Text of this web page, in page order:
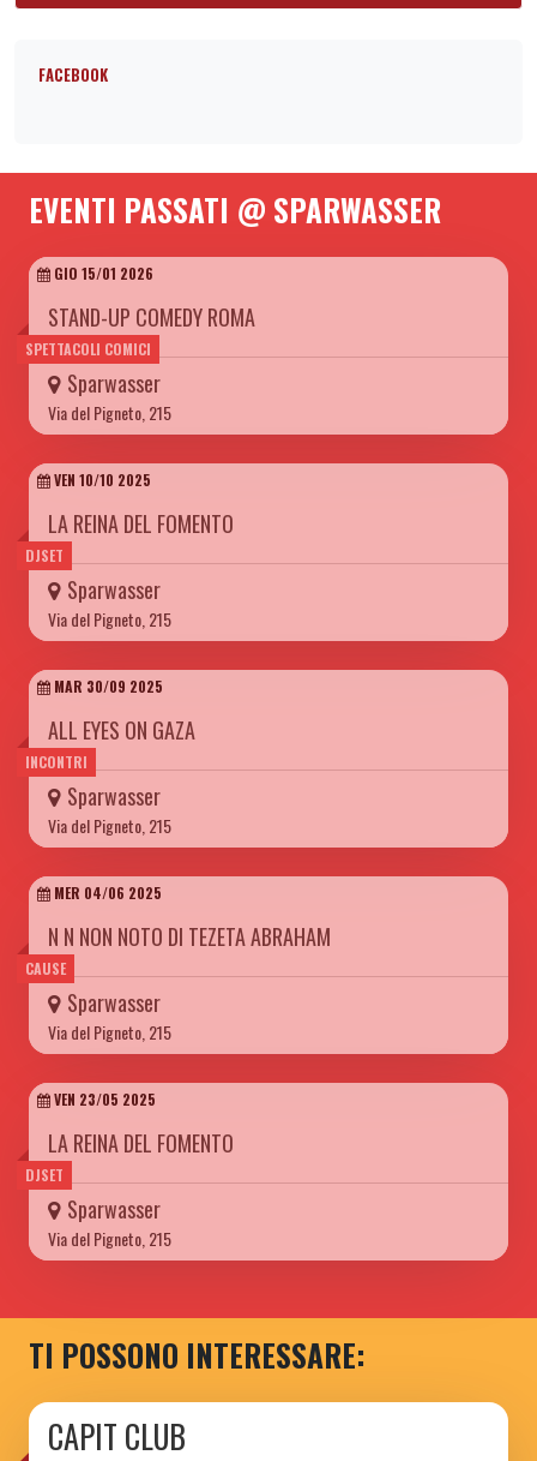
FACEBOOK
EVENTI PASSATI @ SPARWASSER
SPETTACOLI COMICI
GIO 15/01 2026
STAND-UP COMEDY ROMA
Sparwasser
Via del Pigneto, 215
DJSET
VEN 10/10 2025
LA REINA DEL FOMENTO
Sparwasser
Via del Pigneto, 215
INCONTRI
MAR 30/09 2025
ALL EYES ON GAZA
Sparwasser
Via del Pigneto, 215
CAUSE
MER 04/06 2025
N N NON NOTO DI TEZETA ABRAHAM
Sparwasser
Via del Pigneto, 215
DJSET
VEN 23/05 2025
LA REINA DEL FOMENTO
Sparwasser
Via del Pigneto, 215
TI POSSONO INTERESSARE:
CAPIT CLUB